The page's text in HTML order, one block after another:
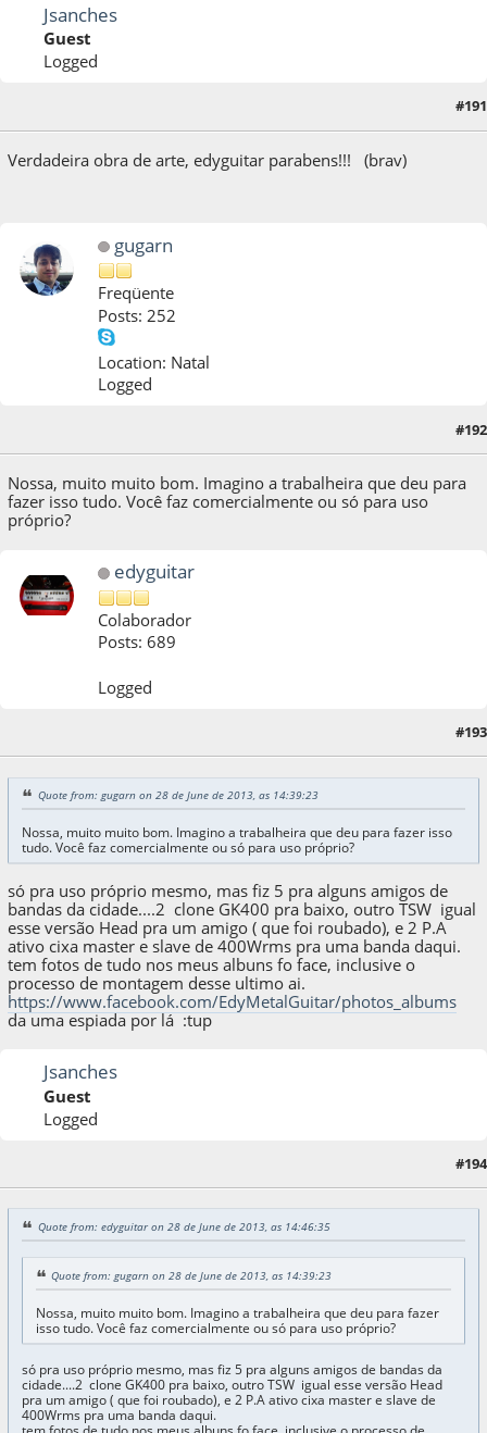
Jsanches
Guest
Logged
#191
Verdadeira obra de arte, edyguitar parabens!!! (brav)
gugarn
Freqüente
Posts: 252
Location: Natal
Logged
#192
Nossa, muito muito bom. Imagino a trabalheira que deu para
fazer isso tudo. Você faz comercialmente ou só para uso
próprio?
edyguitar
Colaborador
Posts: 689
Logged
#193
Quote from: gugarn on 28 de June de 2013, as 14:39:23
Nossa, muito muito bom. Imagino a trabalheira que deu para fazer isso
tudo. Você faz comercialmente ou só para uso próprio?
só pra uso próprio mesmo, mas fiz 5 pra alguns amigos de
bandas da cidade....2 clone GK400 pra baixo, outro TSW igual
esse versão Head pra um amigo ( que foi roubado), e 2 P.A
ativo cixa master e slave de 400Wrms pra uma banda daqui.
tem fotos de tudo nos meus albuns fo face, inclusive o
processo de montagem desse ultimo ai.
https://www.facebook.com/EdyMetalGuitar/photos_albums
da uma espiada por lá :tup
Jsanches
Guest
Logged
#194
Quote from: edyguitar on 28 de June de 2013, as 14:46:35
Quote from: gugarn on 28 de June de 2013, as 14:39:23
Nossa, muito muito bom. Imagino a trabalheira que deu para fazer
isso tudo. Você faz comercialmente ou só para uso próprio?
só pra uso próprio mesmo, mas fiz 5 pra alguns amigos de bandas da
cidade....2 clone GK400 pra baixo, outro TSW igual esse versão Head
pra um amigo ( que foi roubado), e 2 P.A ativo cixa master e slave de
400Wrms pra uma banda daqui.